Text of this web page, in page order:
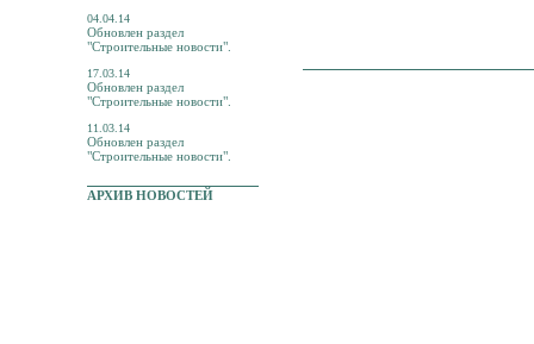
04.04.14
Обновлен раздел
"Строительные новости".
17.03.14
Обновлен раздел
"Строительные новости".
11.03.14
Обновлен раздел
"Строительные новости".
АРХИВ НОВОСТЕЙ